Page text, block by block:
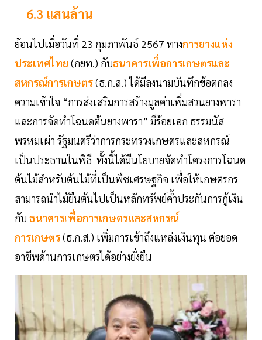
6.3 แสนล้าน
ย้อนไปเมื่อวันที่ 23 กุมภาพันธ์ 2567 ทางการยางแห่ง
ประเทศไทย (กยท.) กับธนาคารเพื่อการเกษตรและ
สหกรณ์การเกษตร(ธ.ก.ส.) ได้มีลงนามบันทึกข้อตกลง
ความเข้าใจ “การส่งเสริมการสร้างมูลค่าเพิ่มสวนยางพารา
และการจัดทำโฉนดต้นยางพารา” มีร้อยเอก ธรรมนัส
พรหมเผ่า รัฐมนตรีว่าการกระทรวงเกษตรและสหกรณ์
เป็นประธานในพิธี ทั้งนี้ได้มีนโยบายจัดทำโครงการโฉนด
ต้นไม้สำหรับต้นไม้ที่เป็นพืชเศรษฐกิจ เพื่อให้เกษตรกร
สามารถนำไม้ยืนต้นไปเป็นหลักทรัพย์ค้ำประกันการกู้เงิน
กับ ธนาคารเพื่อการเกษตรและสหกรณ์
การเกษตร(ธ.ก.ส.) เพิ่มการเข้าถึงแหล่งเงินทุน ต่อยอด
อาชีพด้านการเกษตรได้อย่างยั่งยืน